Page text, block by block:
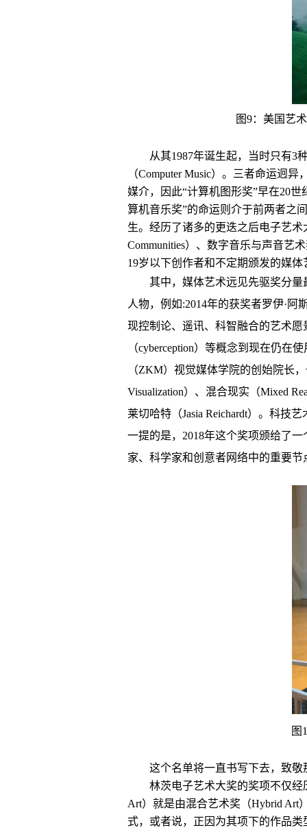
图9：美国艺
从其1987年诞生起，当时只有3
（Computer Music）。三者命运迥
媒介，因此“计算机图形奖”早在20
算机音乐奖”的命运则介于前两者之
生。经历了诸多的更迭之后电子艺
Communities）、数字音乐与声音艺
19岁以下创作者和不定期颁发的媒体
其中，媒体艺术远见先驱奖分
人物，例如:2014年的获奖者罗伊·
现控制论、遥讯、科智融合的艺术愿
（cyberception）等概念到现在仍在
（ZKM）视觉媒体学院的创始院长
Visualization）、混合现实（Mixed
莱切哈特（Jasia Reichardt）。科技
一提的是，2018年这个奖项颁给了
家、科学家和创意者网络中的重要
图
这个名单将一直书写下去，致
林茨电子艺术大奖的奖项不仅经
Art）就是由混合艺术奖（Hybrid Art
式，或者说，正因为其项下的作品